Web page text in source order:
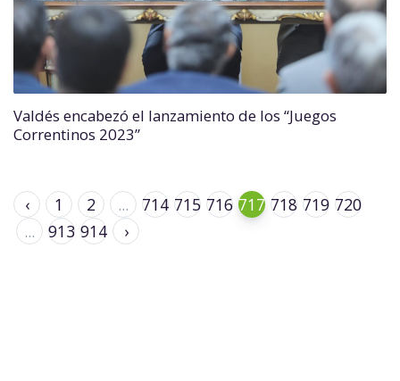
Valdés encabezó el lanzamiento de los “Juegos
Correntinos 2023”
‹ 1 2 ... 714 715 716 717 718 719 720
...
913 914 ›